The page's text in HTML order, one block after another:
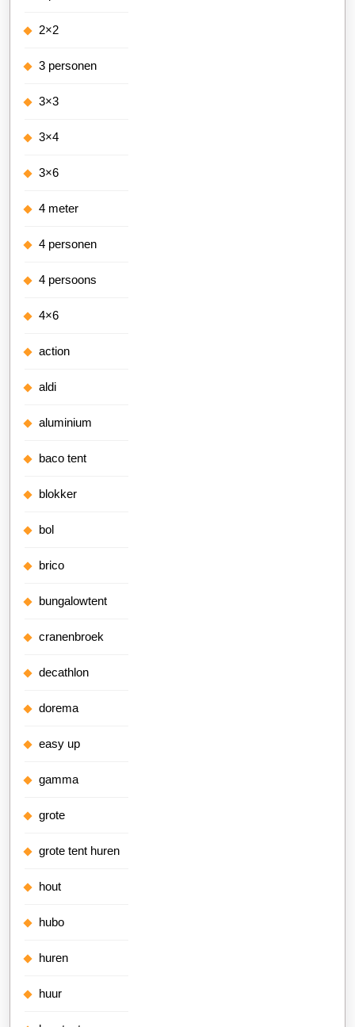
2×2
3 personen
3×3
3×4
3×6
4 meter
4 personen
4 persoons
4×6
action
aldi
aluminium
baco tent
blokker
bol
brico
bungalowtent
cranenbroek
decathlon
dorema
easy up
gamma
grote
grote tent huren
hout
hubo
huren
huur